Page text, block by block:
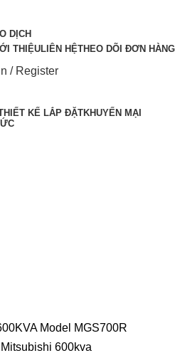
DỊCH
THIỆULIÊN HỆTHEO DÕI ĐƠN HÀNG
/ Register
KẾ LẮP ĐẶTKHUYẾN MẠI